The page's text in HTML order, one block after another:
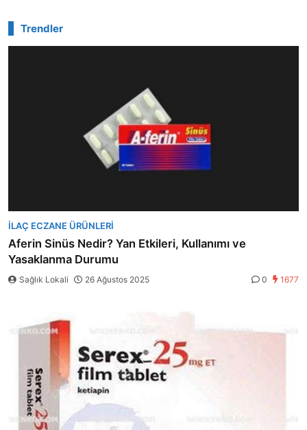
Trendler
İLAÇ ECZANE ÜRÜNLERI
Aferin Sinüs Nedir? Yan Etkileri, Kullanımı ve
Yasaklanma Durumu
Sağlık Lokali 26 Ağustos 2025 0 1677